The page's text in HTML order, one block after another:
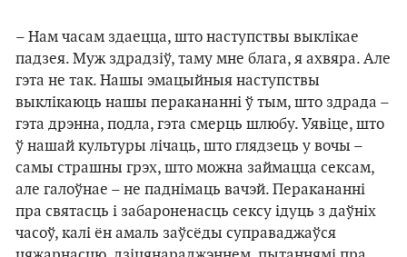
– Нам часам здаецца, што наступствы выклікае
падзея. Муж здрадзіў, таму мне блага, я ахвяра. Але
гэта не так. Нашы эмацыйныя наступствы
выклікаюць нашы перакананні ў тым, што здрада –
гэта дрэнна, подла, гэта смерць шлюбу. Уявіце, што
ў нашай культуры лічаць, што глядзець у вочы –
самы страшны грэх, што можна займацца сексам,
але галоўнае – не паднімаць вачэй. Перакананні
пра святасць і забароненасць сексу ідуць з даўніх
часоў, калі ён амаль заўсёды суправаджаўся